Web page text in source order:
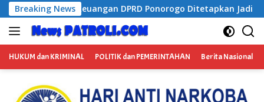
Langsung
ke
konten
Breaking News
Ditetapkan Jadi Tersangka Kejaksaan, Diduga Terima Fee
HUKUM dan KRIMINAL POLITIK dan PEMERINTAHAN Berita Nasional